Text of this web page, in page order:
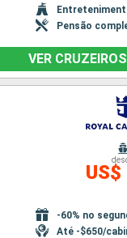
Pensão
VER CRUZEIROS
-60% no
Até -$650/